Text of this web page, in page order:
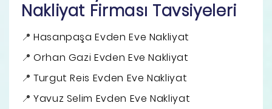
Nakliyat Firması Tavsiyeleri
Hasanpaşa Evden Eve Nakliyat
Orhan Gazi Evden Eve Nakliyat
Turgut Reis Evden Eve Nakliyat
Yavuz Selim Evden Eve Nakliyat